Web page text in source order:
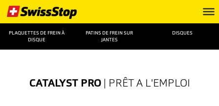
PLAQUETTES DE FREIN À
DISQUE
PATINS DE FREIN SUR
JANTES
DISQUES
CATALYST PRO| PRÊT A L'EMPLOI